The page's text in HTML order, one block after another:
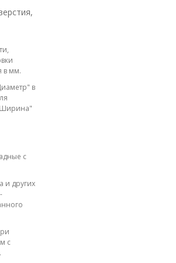
в мм.
в
Ширина"
с
и других
с